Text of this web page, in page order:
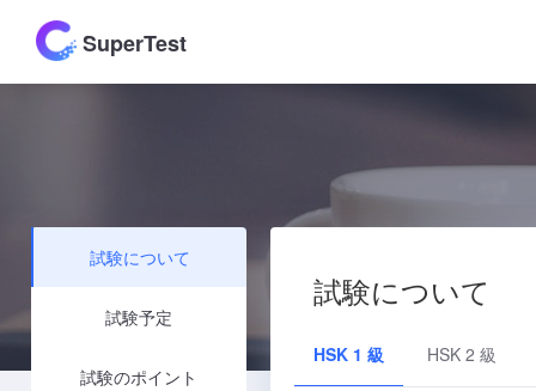
SuperTest
試験について
試験予定
試験のポイント
試験について
HSK 1 級 HSK 2 級